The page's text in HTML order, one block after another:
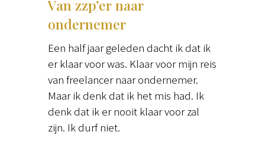
Van zzp’er naar
ondernemer
Een half jaar geleden dacht ik dat ik
er klaar voor was. Klaar voor mijn reis
van freelancer naar ondernemer.
Maar ik denk dat ik het mis had. Ik
denk dat ik er nooit klaar voor zal
zijn. Ik durf niet.